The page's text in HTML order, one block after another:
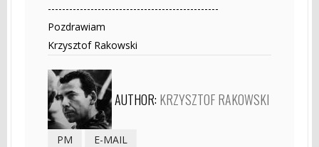
------------------------------------------------
Pozdrawiam
Krzysztof Rakowski
AUTHOR: KRZYSZTOF RAKOWSKI
PM E-MAIL